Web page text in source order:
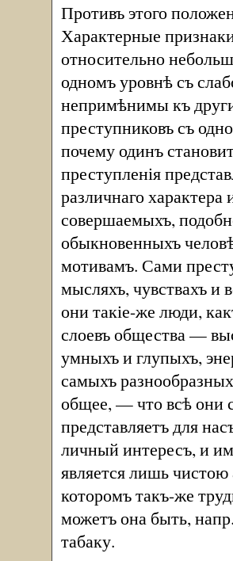
Противъ этого
Характерные
относительно
одномъ уровнѣ съ
непримѣнимы къ
преступниковъ съ
почему одинъ
преступленія
различнаго
совершаемыхъ,
обыкновенныхъ
мотивамъ. Сами
мысляхъ, чувствахъ и
они такіе-же люди,
слоевъ общества —
умныхъ и глупыхъ,
самыхъ
общее, — что всѣ они
представляетъ для
личный интересъ, и
является лишь
которомъ такъ-же
можетъ она быть,
табаку.